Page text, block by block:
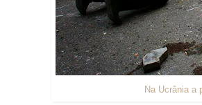
Na Ucrânia a